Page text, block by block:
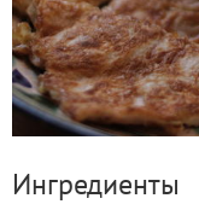
Ингредиенты